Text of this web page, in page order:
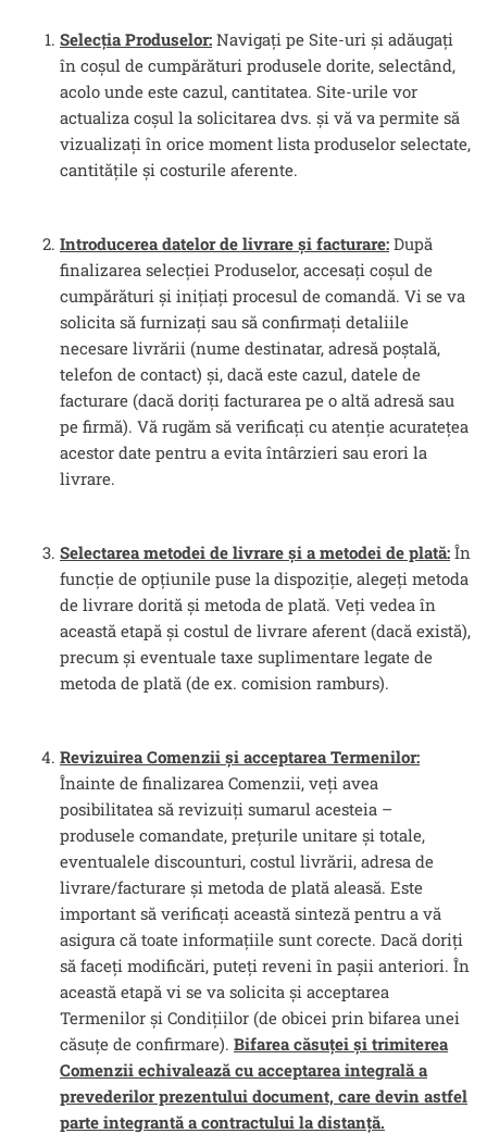
Selecția Produselor: Navigați pe Site-uri și adăugați
în coșul de cumpărături produsele dorite, selectând,
acolo unde este cazul, cantitatea. Site-urile vor
actualiza coșul la solicitarea dvs. și vă va permite să
vizualizați în orice moment lista produselor selectate,
cantitățile și costurile aferente.
Introducerea datelor de livrare și facturare: După
finalizarea selecției Produselor, accesați coșul de
cumpărături și inițiați procesul de comandă. Vi se va
solicita să furnizați sau să confirmați detaliile
necesare livrării (nume destinatar, adresă poștală,
telefon de contact) și, dacă este cazul, datele de
facturare (dacă doriți facturarea pe o altă adresă sau
pe firmă). Vă rugăm să verificați cu atenție acuratețea
acestor date pentru a evita întârzieri sau erori la
livrare.
Selectarea metodei de livrare și a metodei de plată: În
funcție de opțiunile puse la dispoziție, alegeți metoda
de livrare dorită și metoda de plată. Veți vedea în
această etapă și costul de livrare aferent (dacă există),
precum și eventuale taxe suplimentare legate de
metoda de plată (de ex. comision ramburs).
Revizuirea Comenzii și acceptarea Termenilor:
Înainte de finalizarea Comenzii, veți avea
posibilitatea să revizuiți sumarul acesteia –
produsele comandate, prețurile unitare și totale,
eventualele discounturi, costul livrării, adresa de
livrare/facturare și metoda de plată aleasă. Este
important să verificați această sinteză pentru a vă
asigura că toate informațiile sunt corecte. Dacă doriți
să faceți modificări, puteți reveni în pașii anteriori. În
această etapă vi se va solicita și acceptarea
Termenilor și Condițiilor (de obicei prin bifarea unei
căsuțe de confirmare). Bifarea căsuței și trimiterea
Comenzii echivalează cu acceptarea integrală a
prevederilor prezentului document, care devin astfel
parte integrantă a contractului la distanță.